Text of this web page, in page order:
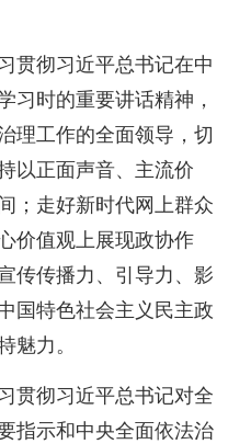
贯彻习近平总书记在中
习时的重要讲话精神，
理工作的全面领导，切
以正面声音、主流价
；走好新时代网上群众
价值观上展现政协作
传传播力、引导力、影
国特色社会主义民主政
魅力。
贯彻习近平总书记对全
指示和中央全面依法治